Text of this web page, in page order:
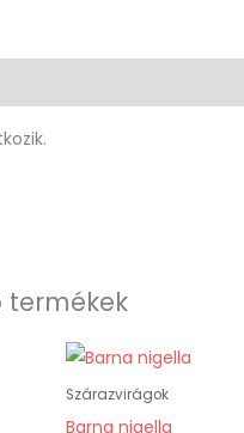
termékek
Szárazvirágok
Barna nigella